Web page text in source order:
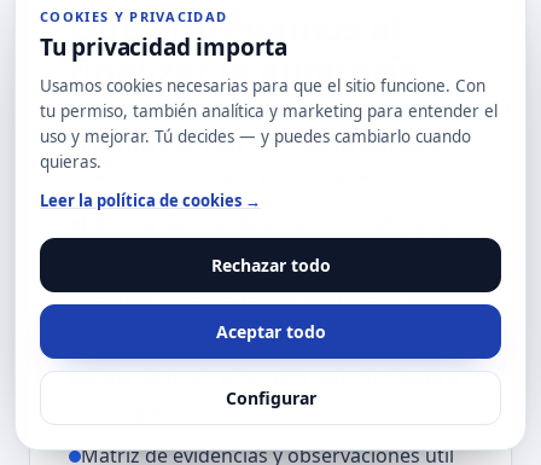
Qué entregamos al
finalizar la auditoría
Informe ejecutivo con nivel de exposición,
riesgos principales y prioridades.
contexto, criticidad y recomendación.
Backlog de remediación priorizado por
impacto y esfuerzo.
Mapa de quick wins para reducir riesgo a
Matriz de evidencias y observaciones útil
COOKIES Y PRIVACIDAD
Tu privacidad importa
Usamos cookies necesarias para que el sitio funcione. Con
tu permiso, también analítica y marketing para entender el
uso y mejorar. Tú decides — y puedes cambiarlo cuando
quieras.
Leer la política de cookies →
Rechazar todo
Aceptar todo
Configurar